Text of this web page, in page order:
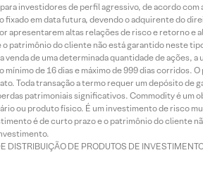
investidores de perfil agressivo, de acordo
em data futura, devendo o adquirente do
apresentarem altas relações de risco e retorno
patrimônio do cliente não está garantido neste
de uma determinada quantidade de ações,
de 16 dias e máximo de 999 dias corridos.
Toda transação a termo requer um depósito de
patrimoniais significativos. Commodity é
ou produto físico. É um investimento de risco
é de curto prazo e o patrimônio do cliente
DISTRIBUIÇÃO DE PRODUTOS DE